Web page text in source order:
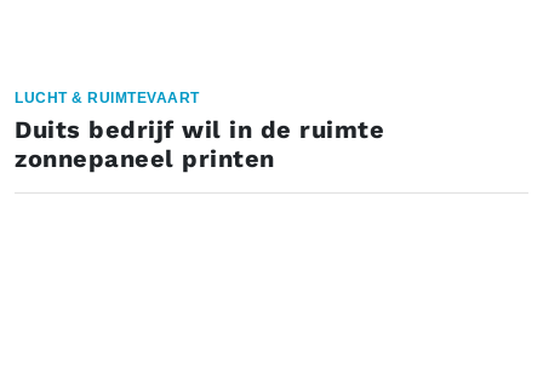
LUCHT & RUIMTEVAART
Duits bedrijf wil in de ruimte
zonnepaneel printen